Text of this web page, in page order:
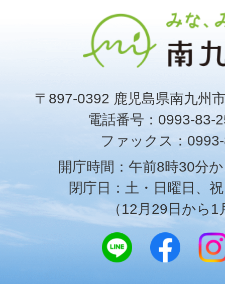
〒897-0392 鹿児島県南九州
電話番号：0993-83-
ファックス：
開庁時間：午前8時30分
閉庁日：土・日曜日、
（12月29日から1